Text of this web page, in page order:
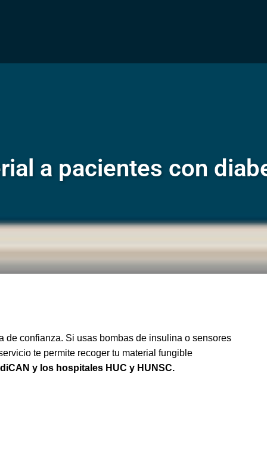
a pacientes con
de confianza. Si usas bombas de insulina o sensores
te permite recoger tu material fungible
y los hospitales HUC y HUNSC.